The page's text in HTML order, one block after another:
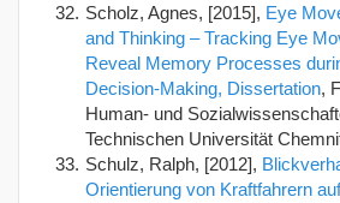
Scholz, Agnes, [2015], Eye
and Thinking – Tracking Eye
Reveal Memory Processes
Decision-Making, Dissertation,
Human- und
Technischen Universität
Schulz, Ralph, [2012],
Orientierung von Kraftfahrern